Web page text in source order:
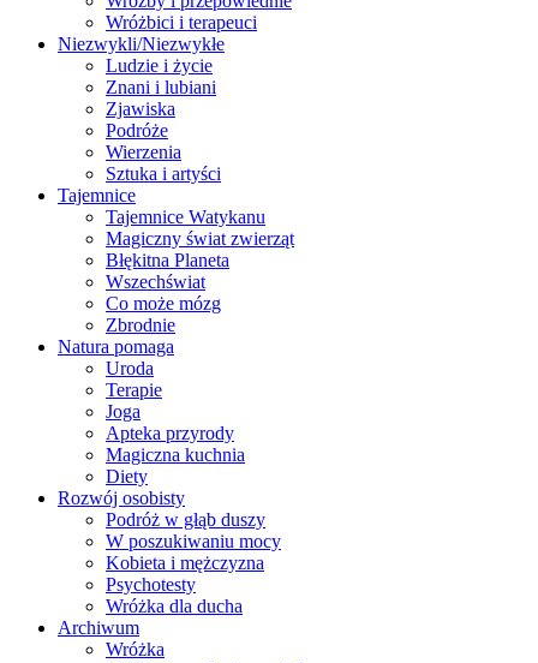
Wróżbici i terapeuci
Niezwykli/Niezwykłe
Ludzie i życie
Znani i lubiani
Zjawiska
Podróże
Wierzenia
Sztuka i artyści
Tajemnice
Tajemnice Watykanu
Magiczny świat zwierząt
Błękitna Planeta
Wszechświat
Co może mózg
Zbrodnie
Natura pomaga
Uroda
Terapie
Joga
Apteka przyrody
Magiczna kuchnia
Diety
Rozwój osobisty
Podróż w głąb duszy
W poszukiwaniu mocy
Kobieta i mężczyzna
Psychotesty
Wróżka dla ducha
Archiwum
Wróżka